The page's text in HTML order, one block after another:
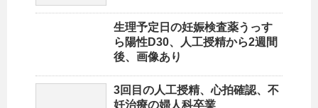
生理予定日の妊娠検査薬うっす
ら陽性D30、人工授精から2週間
後、画像あり
3回目の人工授精、心拍確認、不
妊治療の婦人科卒業